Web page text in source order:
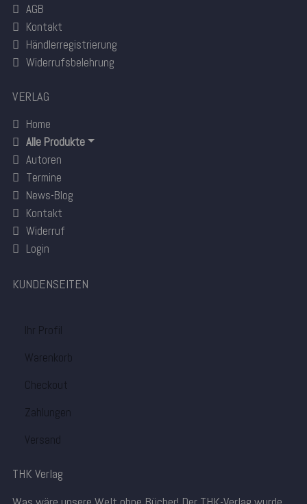
AGB
Kontakt
Händlerregistrierung
Widerrufsbelehrung
VERLAG
Home
Alle Produkte
Autoren
Termine
News-Blog
Kontakt
Widerruf
Login
KUNDENSEITEN
Ihr Profil
Warenkorb
Checkout
Zahlungen
Versand
THK Verlag